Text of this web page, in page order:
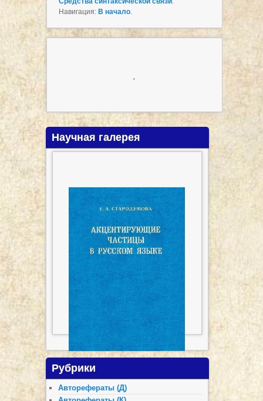
Навигация: В начало.
.
Научная галерея
Рубрики
Авторефераты (Д)